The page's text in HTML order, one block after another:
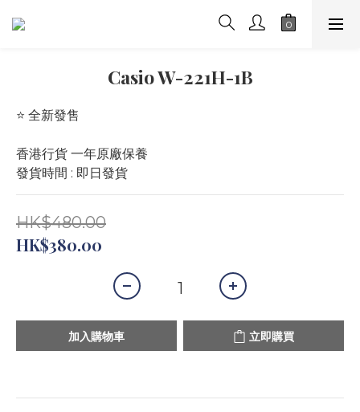
Casio W-221H-1B
⭐️ 全新發售
香港行貨 一年原廠保養
發貨時間 : 即日發貨
HK$480.00
HK$380.00
加入購物車 立即購買